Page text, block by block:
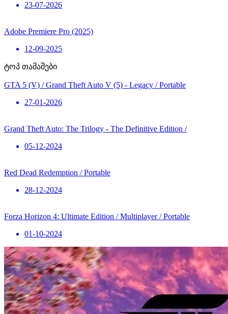
23-07-2026
Adobe Premiere Pro (2025)
12-09-2025
ტოპ თამაშები
GTA 5 (V) / Grand Theft Auto V (5) - Legacy / Portable
27-01-2026
Grand Theft Auto: The Trilogy - The Definitive Edition /
05-12-2024
Red Dead Redemption / Portable
28-12-2024
Forza Horizon 4: Ultimate Edition / Multiplayer / Portable
01-10-2024